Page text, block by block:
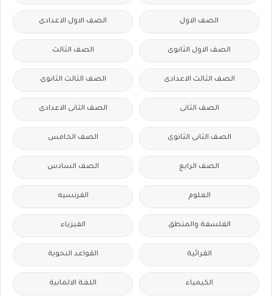
الصف الاول الصف الاول الاعدادى
الصف الاول الثانوى الصف الثالث
الصف الثالث الاعدادى الصف الثالث الثانوى
الصف الثانى الصف الثانى الاعدادى
الصف الثانى الثانوى الصف الخامس
الصف الرابع الصف السادس
العلوم الفرنسيه
الفلسفة والمنطق الفيزياء
القرائية القواعد النحوية
الكيمياء اللغة الالمانية